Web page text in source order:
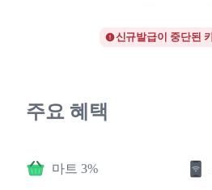
신규발급이 중단된
주요 혜택
마트 3%